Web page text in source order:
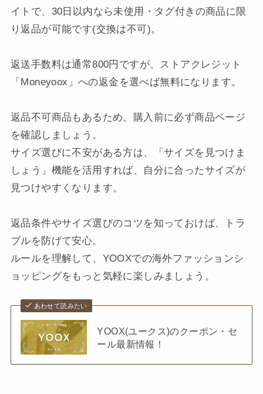
イトで、30日以内なら未使用・タグ付きの商品に限
り返品が可能です(交換は不可)。
返送手数料は通常800円ですが、ストアクレジット
「Moneyoox」への返金を選べば無料になります。
返品不可商品もあるため、購入前に必ず商品ページ
を確認しましょう。
サイズ選びに不安がある方は、「サイズを見つけま
しょう」機能を活用すれば、自分に合ったサイズが
見つけやすくなります。
返品条件やサイズ選びのコツを知っておけば、トラ
ブルを防げて安心。
ルールを理解して、YOOXでの海外ファッションシ
ョッピングをもっと気軽に楽しみましょう。
あわせて読みたい
YOOX(ユークス)のクーポン・セ
ール最新情報！